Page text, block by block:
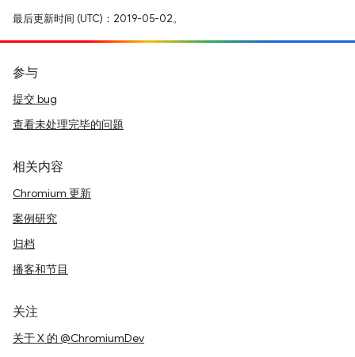
最后更新时间 (UTC)：2019-05-02。
参与
提交 bug
查看未处理完毕的问题
相关内容
Chromium 更新
案例研究
归档
播客和节目
关注
关于 X 的 @ChromiumDev